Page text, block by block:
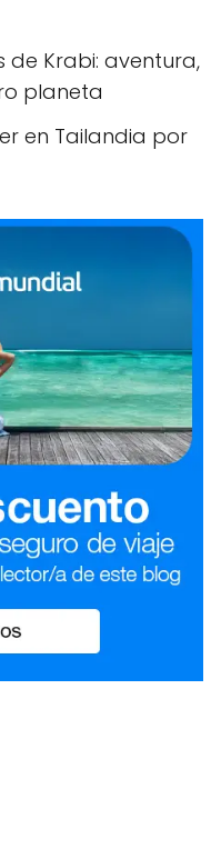
de Krabi: aventura,
planeta
en Tailandia por